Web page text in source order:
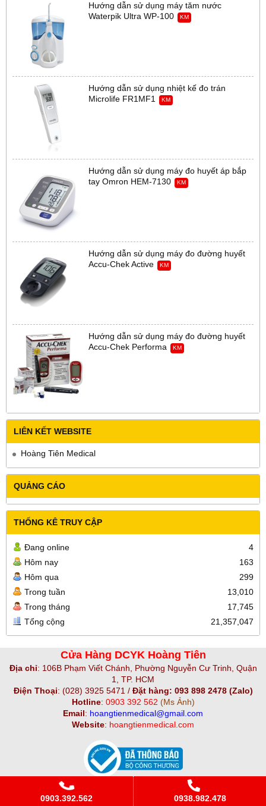
Hướng dẫn sử dụng máy tăm nước
Waterpik Ultra WP-100
KM
Hướng dẫn sử dụng nhiệt kế đo trán
Microlife FR1MF1
KM
Hướng dẫn sử dụng máy đo huyết áp bắp
tay Omron HEM-7130
KM
Hướng dẫn sử dụng máy đo đường huyết
Accu-Chek Active
KM
Hướng dẫn sử dụng máy đo đường huyết
Accu-Chek Performa
KM
LIÊN KẾT WEBSITE
Hoàng Tiên Medical
QUẢNG CÁO
THỐNG KÊ TRUY CẬP
Đang online
4
Hôm nay
163
Hôm qua
299
Trong tuần
13,010
Trong tháng
17,745
Tổng cộng
21,357,047
Cửa Hàng DCYK Hoàng Tiên
Địa chỉ: 106B Phạm Viết Chánh, Phường Nguyễn Cư Trinh, Quận
1, TP. HCM
Điện Thoại: (028) 3925 5471 / Đặt hàng: 093 898 2478 (Zalo)
Hotline: 0903 392 562 (Ms Ảnh)
Email: hoangtienmedical@gmail.com
Website: hoangtienmedical.com
Copyright© 2021 Designed ByGianHangVN
0903.392.562 0938.982.478